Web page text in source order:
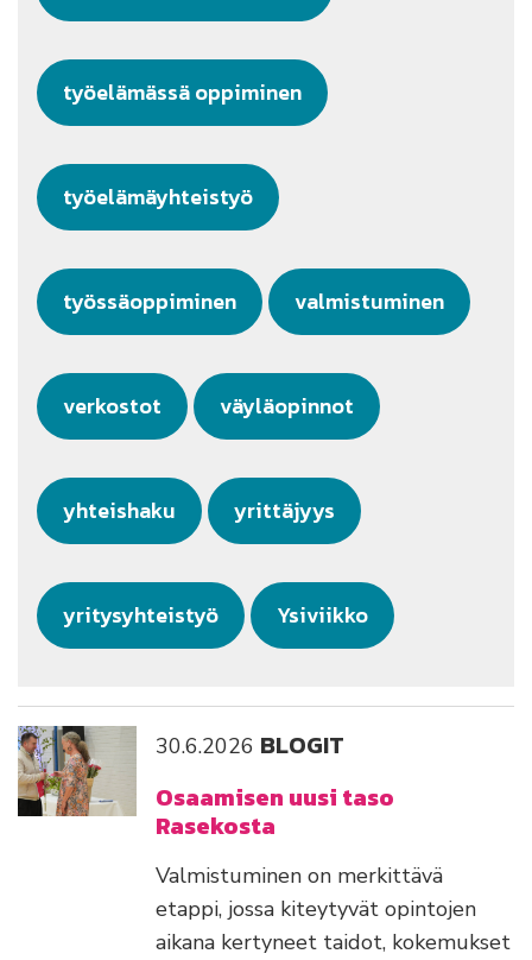
työelämässä oppiminen
työelämäyhteistyö
työssäoppiminen valmistuminen
verkostot väyläopinnot
yhteishaku yrittäjyys
yritysyhteistyö Ysiviikko
30.6.2026 BLOGIT
Osaamisen uusi taso
Rasekosta
Valmistuminen on merkittävä
etappi, jossa kiteytyvät opintojen
aikana kertyneet taidot, kokemukset